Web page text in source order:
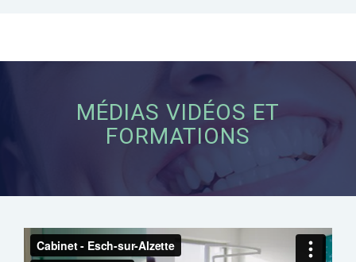
MÉDIAS VIDÉOS ET
FORMATIONS